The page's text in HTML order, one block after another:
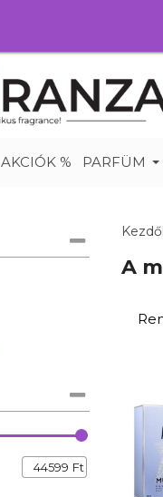
AKCIÓK % PARFÜM
44599 Ft
A